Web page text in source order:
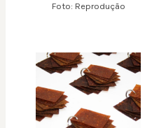
Foto: Reprodução